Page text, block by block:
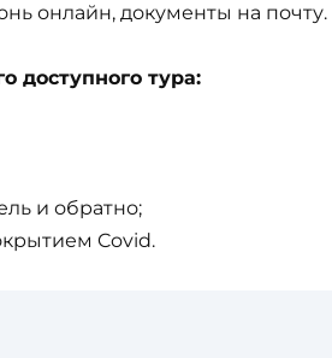
онлайн, документы на почту.
доступного тура:
и обратно;
Covid.